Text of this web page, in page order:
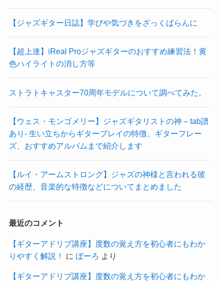
【ジャズギター日誌】学びや気づきをざっくばらんに
【超上達】iReal Proジャズギターのおすすめ練習法！黄
色ハイライトの消し方等
ストラトキャスター70周年モデルについて調べてみた。
【ウェス・モンゴメリー】ジャズギタリストの神 – tab譜
あり- 生い立ちからギタープレイの特徴、ギターフレー
ズ、おすすめアルバムまで紹介します
【ルイ・アームストロング】ジャズの神様と言われる彼
の経歴、音楽的な特徴などについてまとめました
最近のコメント
【ギターアドリブ講座】度数の覚え方を初心者にもわか
りやすく解説！
に ぼーろ より
【ギターアドリブ講座】度数の覚え方を初心者にもわか